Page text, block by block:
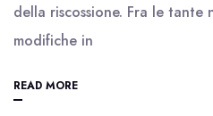
della riscossione. Fra le tante
modifiche in
READ MORE